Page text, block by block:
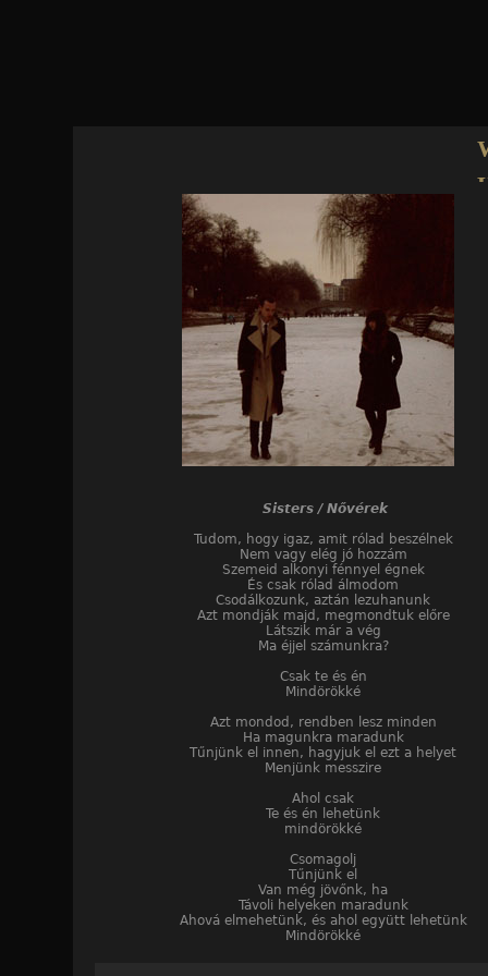
Sisters / Nővérek
Tudom, hogy igaz, amit rólad beszélnek
Nem vagy elég jó hozzám
Szemeid alkonyi fénnyel égnek
És csak rólad álmodom
Csodálkozunk, aztán lezuhanunk
Azt mondják majd, megmondtuk előre
Látszik már a vég
Ma éjjel számunkra?
Csak te és én
Mindörökké
Azt mondod, rendben lesz minden
Ha magunkra maradunk
Tűnjünk el innen, hagyjuk el ezt a helyet
Menjünk messzire
Ahol csak
Te és én lehetünk
mindörökké
Csomagolj
Tűnjünk el
Van még jövőnk, ha
Távoli helyeken maradunk
Ahová elmehetünk, és ahol együtt lehetünk
Mindörökké